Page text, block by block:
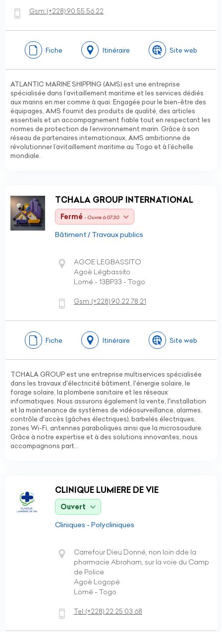
Gsm:(+228)90 55 56 22
Fiche Itinéraire Site web
ATLANTIC MARINE SHIPPING (AMS) est une entreprise
spécialisée dans l’avitaillement maritime et les services dédiés
aux marins en mer comme à quai. Engagée pour le bien-être des
équipages, AMS fournit des produits de qualité, des articles
essentiels et un accompagnement fiable tout en respectant les
normes de protection de l’environnement marin. Grâce à son
réseau de partenaires internationaux, AMS ambitionne de
révolutionner l’avitaillement maritime au Togo et à l’échelle
mondiale.
TCHALA GROUP INTERNATIONAL
Fermé - Ouvre à 07:30
Bâtiment / Travaux publics
AGOE LEGBASSITO
Agoè Légbassito
Lomé - 13BP33 - Togo
Gsm:(+228)90 22 78 21
Fiche Itinéraire Site web
TCHALA GROUP est une entreprise multiservices spécialisée
dans les travaux d'électricité bâtiment, l'énergie solaire, le
forage solaire, la plomberie sanitaire et les réseaux
informatiques. Nous assurons également la vente, l'installation
et la maintenance de systèmes de vidéosurveillance, alarmes,
contrôle d'accès (gâches électriques), barbelés électriques,
zones Wi-Fi, antennes paraboliques ainsi que la microsoudure.
Grâce à notre expertise et à des solutions innovantes, nous
accompagnons part...
CLINIQUE LUMIERE DE VIE
Ouvert
Cliniques - Polycliniques
Carrefour Dieu Donné, non loin dde la
pharmacie Abraham, sur la voie du Camp
de Police
Agoè Logopé
Lomé - Togo
Tel:(+228) 22 25 03 68